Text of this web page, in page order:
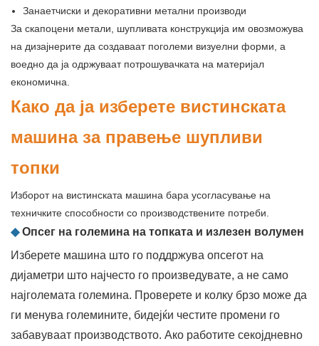
Занаетчиски и декоративни метални производи
За скапоцени метали, шупливата конструкција им овозможува
на дизајнерите да создаваат поголеми визуелни форми, а
воедно да ја одржуваат потрошувачката на материјал
економична.
Како да ја изберете вистинската
машина за правење шупливи
топки
Изборот на вистинската машина бара усогласување на
техничките способности со производствените потреби.
◆Опсег на големина на топката и излезен волумен
Изберете машина што го поддржува опсегот на
дијаметри што најчесто го произведувате, а не само
најголемата големина. Проверете и колку брзо може да
ги менува големините, бидејќи честите промени го
забавуваат производството. Ако работите секојдневно